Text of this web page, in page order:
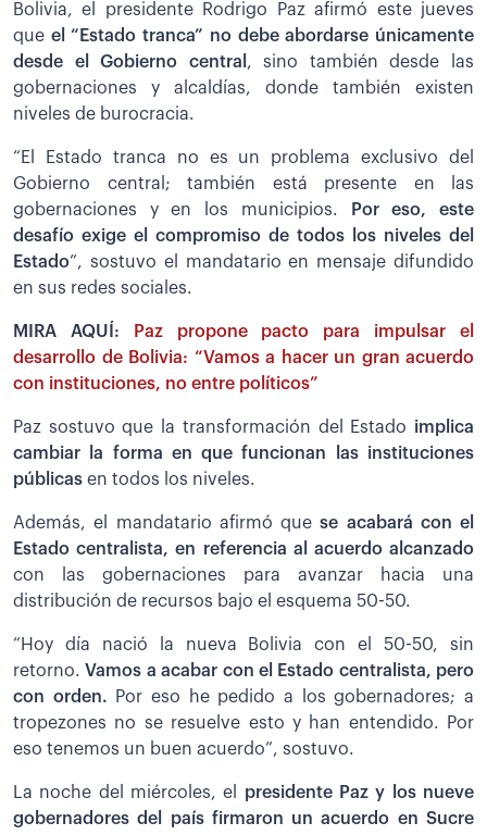
Bolivia, el presidente Rodrigo Paz afirmó este jueves
que el “Estado tranca” no debe abordarse únicamente
desde el Gobierno central , sino también desde las
gobernaciones y alcaldías, donde también existen
niveles de burocracia.
“El Estado tranca no es un problema exclusivo del
Gobierno central; también está presente en las
gobernaciones y en los municipios.
Por eso, este
desafío exige el compromiso de todos los niveles del
Estado”, sostuvo el mandatario en mensaje difundido
en sus redes sociales.
MIRA AQUÍ:
Paz propone pacto para impulsar el
desarrollo de Bolivia: “Vamos a hacer un gran acuerdo
con instituciones, no entre políticos”
Paz sostuvo que la transformación del Estado implica
cambiar la forma en que funcionan las instituciones
públicas en todos los niveles.
Además, el mandatario afirmó quese acabará con el
Estado centralista, en referencia al acuerdo alcanzado
con las gobernaciones para avanzar hacia una
distribución de recursos bajo el esquema 50-50.
“Hoy día nació la nueva Bolivia con el 50-50, sin
retorno.Vamos a acabar con el Estado centralista, pero
con orden. Por eso he pedido a los gobernadores; a
tropezones no se resuelve esto y han entendido. Por
eso tenemos un buen acuerdo”, sostuvo.
La noche del miércoles, el presidente Paz y los nueve
gobernadores del país firmaron un acuerdo en Sucre